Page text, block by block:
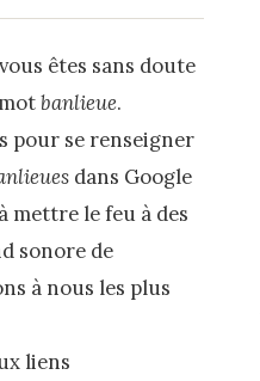
êtes sans doute
banlieue.
pour se renseigner
dans Google
mettre le feu à des
sonore de
à nous les plus
liens